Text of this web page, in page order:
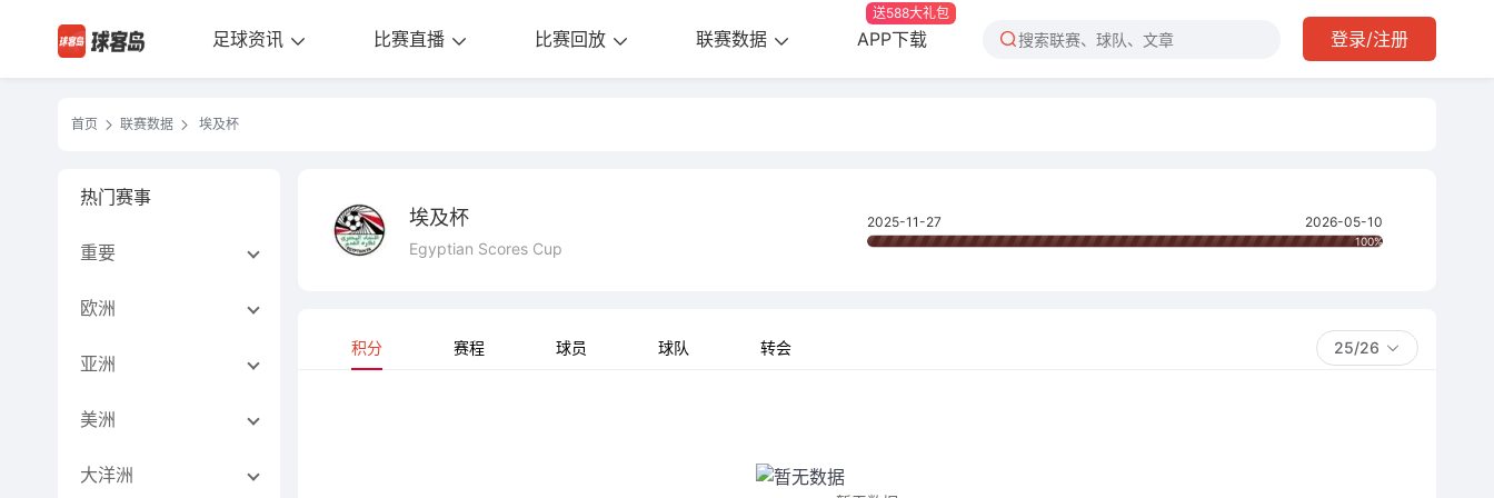
足球资讯 比赛直播 比赛回放 联赛数据 APP下载
送588大礼包
登录/注册
首页 联赛数据 埃及杯
热门赛事
重要
欧洲
亚洲
美洲
大洋洲
埃及杯
Egyptian Scores Cup
2025-11-27 2026-05-10
100%
积分 赛程 球员 球队 转会 25/26